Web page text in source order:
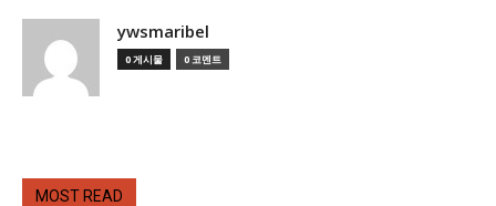
ywsmaribel
0 게시물 0 코멘트
MOST READ